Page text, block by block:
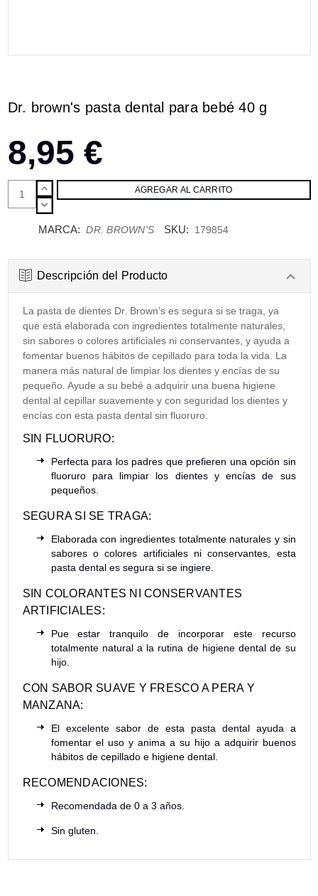
Dr. brown's pasta dental para bebé 40 g
8,95 €
AUMENTAR
CANTIDAD:
DISMINUIR
MARCA: DR. BROWN'S SKU: 179854
Descripción del Producto
La pasta de dientes Dr. Brown’s es segura si se traga, ya
que está elaborada con ingredientes totalmente naturales,
sin sabores o colores artificiales ni conservantes, y ayuda a
fomentar buenos hábitos de cepillado para toda la vida. La
manera más natural de limpiar los dientes y encías de su
pequeño. Ayude a su bebé a adquirir una buena higiene
dental al cepillar suavemente y con seguridad los dientes y
encías con esta pasta dental sin fluoruro.
SIN FLUORURO:
Perfecta para los padres que prefieren una opción sin
fluoruro para limpiar los dientes y encías de sus
pequeños.
SEGURA SI SE TRAGA:
Elaborada con ingredientes totalmente naturales y sin
sabores o colores artificiales ni conservantes, esta
pasta dental es segura si se ingiere.
SIN COLORANTES NI CONSERVANTES
ARTIFICIALES:
Pue estar tranquilo de incorporar este recurso
totalmente natural a la rutina de higiene dental de su
hijo.
CON SABOR SUAVE Y FRESCO A PERA Y
MANZANA:
El excelente sabor de esta pasta dental ayuda a
fomentar el uso y anima a su hijo a adquirir buenos
hábitos de cepillado e higiene dental.
RECOMENDACIONES:
Recomendada de 0 a 3 años.
Sin gluten.